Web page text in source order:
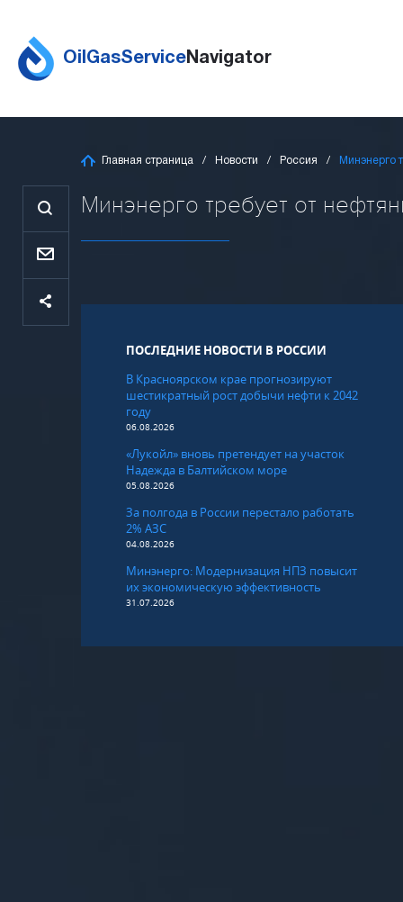
OilGasServiceNavigator
Главная страница Новости Россия Минэнерго
Минэнерго требует от
ПОСЛЕДНИЕ НОВОСТИ В РОССИИ
В Красноярском крае прогнозируют
шестикратный рост добычи нефти к 2042
году
06.08.2026
«Лукойл» вновь претендует на участок
Надежда в Балтийском море
05.08.2026
За полгода в России перестало работать
2% АЗС
04.08.2026
Минэнерго: Модернизация НПЗ повысит
их экономическую эффективность
31.07.2026